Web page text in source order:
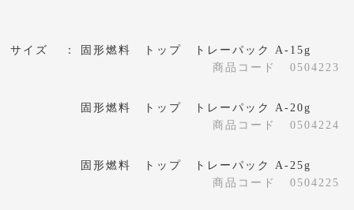
サイズ
固形燃料 トップ トレーパック A-15g
商品コード
0504223
固形燃料 トップ トレーパック A-20g
商品コード
0504224
固形燃料 トップ トレーパック A-25g
商品コード
0504225